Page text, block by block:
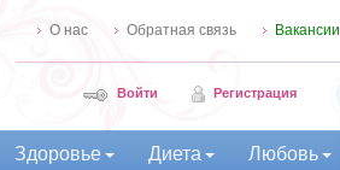
О нас Обратная связь Вакансии
Войти Регистрация
Здоровье Диета Любовь